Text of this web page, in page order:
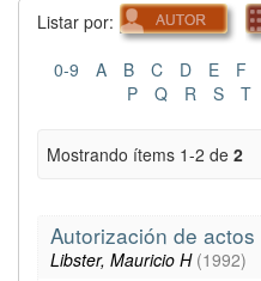
Listar por:
0-9 A B C D E F
P
Q R S T
Mostrando ítems 1-2 de 2
Autorización de
Libster, Mauricio H (1992)